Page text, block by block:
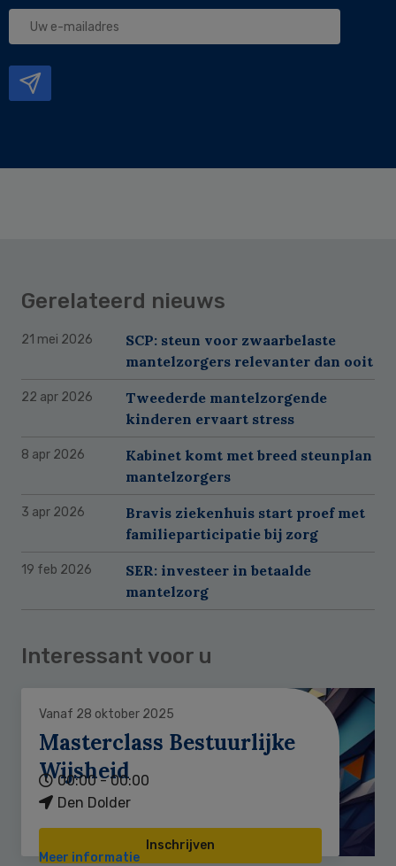
Uw
Gerelateerd nieuws
21 mei 2026
SCP: steun voor zwaarbelaste
mantelzorgers relevanter dan ooit
22 apr 2026
Tweederde mantelzorgende
kinderen ervaart stress
8 apr 2026
Kabinet komt met breed steunplan
mantelzorgers
3 apr 2026
Bravis ziekenhuis start proef met
familieparticipatie bij zorg
19 feb 2026
SER: investeer in betaalde
mantelzorg
Interessant voor u
Vanaf 28 oktober 2025
Masterclass Bestuurlijke
Wijsheid
00:00 - 00:00
Den Dolder
Inschrijven
Meer informatie